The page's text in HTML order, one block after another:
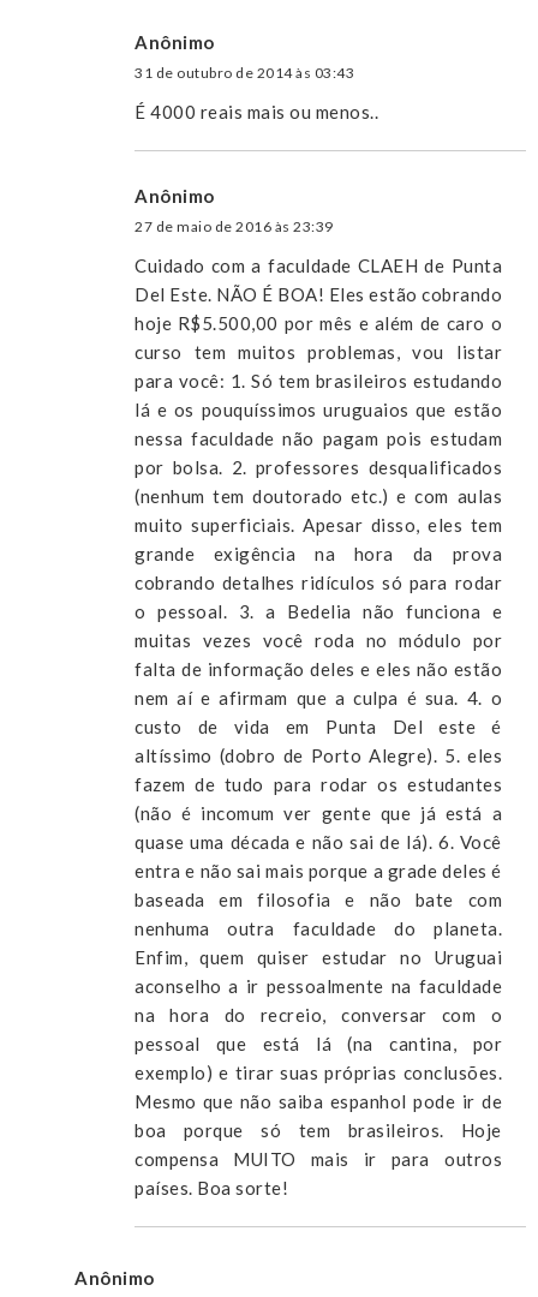
Anônimo
31 de outubro de 2014 às 03:43
É 4000 reais mais ou menos..
Anônimo
27 de maio de 2016 às 23:39
Cuidado com a faculdade CLAEH de Punta
Del Este. NÃO É BOA! Eles estão cobrando
hoje R$5.500,00 por mês e além de caro o
curso tem muitos problemas, vou listar
para você: 1. Só tem brasileiros estudando
lá e os pouquíssimos uruguaios que estão
nessa faculdade não pagam pois estudam
por bolsa. 2. professores desqualificados
(nenhum tem doutorado etc.) e com aulas
muito superficiais. Apesar disso, eles tem
grande exigência na hora da prova
cobrando detalhes ridículos só para rodar
o pessoal. 3. a Bedelia não funciona e
muitas vezes você roda no módulo por
falta de informação deles e eles não estão
nem aí e afirmam que a culpa é sua. 4. o
custo de vida em Punta Del este é
altíssimo (dobro de Porto Alegre). 5. eles
fazem de tudo para rodar os estudantes
(não é incomum ver gente que já está a
quase uma década e não sai de lá). 6. Você
entra e não sai mais porque a grade deles é
baseada em filosofia e não bate com
nenhuma outra faculdade do planeta.
Enfim, quem quiser estudar no Uruguai
aconselho a ir pessoalmente na faculdade
na hora do recreio, conversar com o
pessoal que está lá (na cantina, por
exemplo) e tirar suas próprias conclusões.
Mesmo que não saiba espanhol pode ir de
boa porque só tem brasileiros. Hoje
compensa MUITO mais ir para outros
países. Boa sorte!
Anônimo